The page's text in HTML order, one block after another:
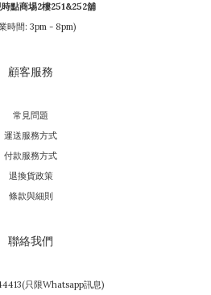
點商埸2樓251&252舖
時間: 3pm - 8pm)
顧客服務
常見問題
運送服務方式
付款服務方式
退換貨政策
條款與細則
聯絡我們
只限Whatsapp訊息)